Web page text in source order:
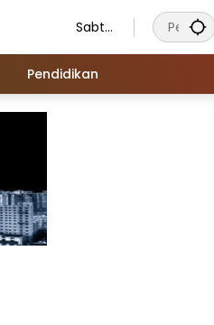
Sabtu
Agust
us
Pendidikan